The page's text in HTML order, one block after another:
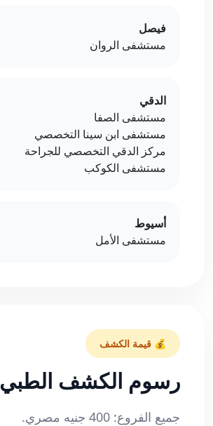
فيصل
مستشفى الروان
الدقي
مستشفى الصفا
مستشفى ابن سينا التخصصي
مركز الدقي التخصصي للجراحة
مستشفى الكوكب
أسيوط
مستشفى الأمل
💰 قيمة الكشف
رسوم الكشف الطبي
جميع الفروع: 400 جنيه مصري.